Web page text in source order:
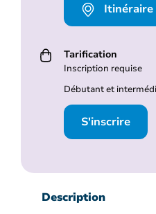
Itinéraire
Tarification
Inscription requise
Débutant et
S'inscrire
Description